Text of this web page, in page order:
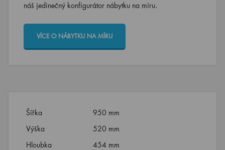
náš jedinečný konfigurátor nábytku na míru.
VÍCE O NÁBYTKU NA MÍRU
Šířka
950 mm
Výška
520 mm
Hloubka
454 mm